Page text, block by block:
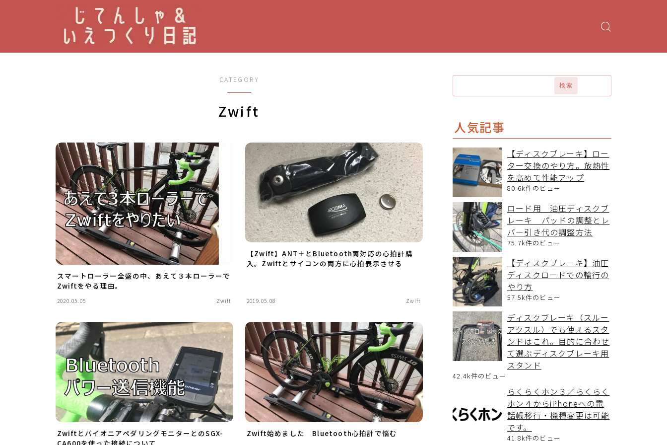
CATEGORY
Zwift
スマートローラー全盛の中、あえて３本ローラーで
Zwiftをやる理由。
2020.05.05 Zwift
【Zwift】ANT＋とBluetooth両対応の心拍計購
入。Zwiftとサイコンの両方に心拍表示させる
2019.05.08 Zwift
ZwiftとパイオニアペダリングモニターとのSGX-
CA600を使った接続について
Zwift始めました Bluetooth心拍計で悩む
検索
人気記事
【ディスクブレーキ】ロー
ター交換のやり方。放熱性
を高めて性能アップ
80.6k件のビュー
ロード用 油圧ディスクブ
レーキ パッドの調整とレ
バー引き代の調整方法
75.7k件のビュー
【ディスクブレーキ】油圧
ディスクロードでの輪行の
やり方
57.5k件のビュー
ディスクブレーキ（スルー
アクスル）でも使えるスタ
ンドはこれ。目的に合わせ
て選ぶディスクブレーキ用
スタンド
42.4k件のビュー
らくらくホン３／らくらく
ホン４からiPhoneへの電
話帳移行・機種変更は可能
です。
41.8k件のビュー